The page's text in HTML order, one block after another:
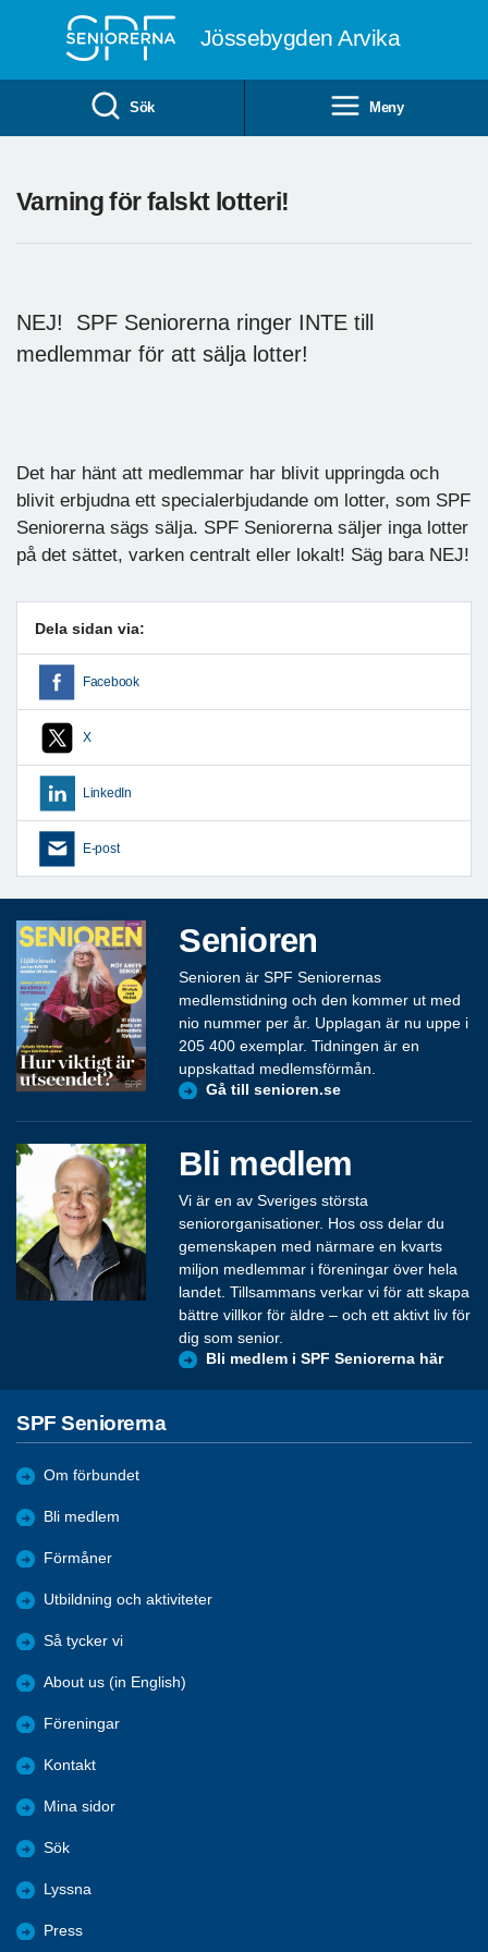
Jössebygden Arvika
Sök Meny
Varning för falskt lotteri!
NEJ! SPF Seniorerna ringer INTE till
medlemmar för att sälja lotter!
Det har hänt att medlemmar har blivit uppringda och
blivit erbjudna ett specialerbjudande om lotter, som SPF
Seniorerna sägs sälja. SPF Seniorerna säljer inga lotter
på det sättet, varken centralt eller lokalt! Säg bara NEJ!
Dela sidan via:
Facebook
X
LinkedIn
E-post
Senioren
Senioren är SPF Seniorernas
medlemstidning och den kommer ut med
nio nummer per år. Upplagan är nu uppe i
205 400 exemplar. Tidningen är en
uppskattad medlemsförmån.
Gå till senioren.se
Bli medlem
Vi är en av Sveriges största
seniororganisationer. Hos oss delar du
gemenskapen med närmare en kvarts
miljon medlemmar i föreningar över hela
landet. Tillsammans verkar vi för att skapa
bättre villkor för äldre – och ett aktivt liv för
dig som senior.
Bli medlem i SPF Seniorerna här
SPF Seniorerna
Om förbundet
Bli medlem
Förmåner
Utbildning och aktiviteter
Så tycker vi
About us (in English)
Föreningar
Kontakt
Mina sidor
Sök
Lyssna
Press